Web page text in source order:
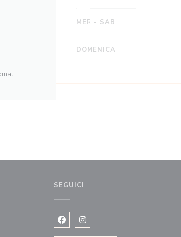
MER - SAB
DOMENICA
SEGUICI
Facebook ((apre una nuova finestra))
Instagram ((apre una nuova